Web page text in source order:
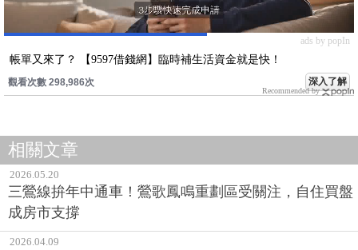
ads by popIn
帳單又來了？ 【9597借錢網】臨時補生活資金就是快！
觀看次數 298,986次 深入了解
Recommended by
相關文章
2026.05.20
三鶯線拚年中通車！鶯歌鳳鳴重劃區受關注，自住買盤
成房市支撐
2026.04.09